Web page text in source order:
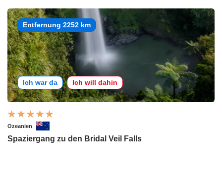
Entfernung 2252 km
Ich war da Ich will dahin
Ozeanien
Spaziergang zu den Bridal Veil Falls